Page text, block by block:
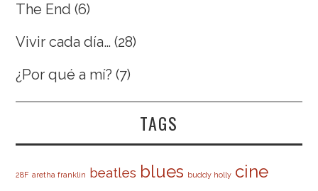
The End (6)
Vivir cada día… (28)
¿Por qué a mí? (7)
TAGS
28F aretha franklin beatles blues buddy holly cine